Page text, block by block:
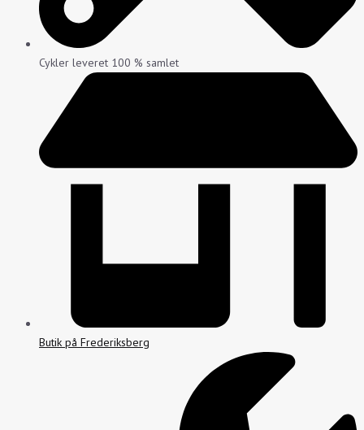
Cykler leveret 100 % samlet
Butik på Frederiksberg